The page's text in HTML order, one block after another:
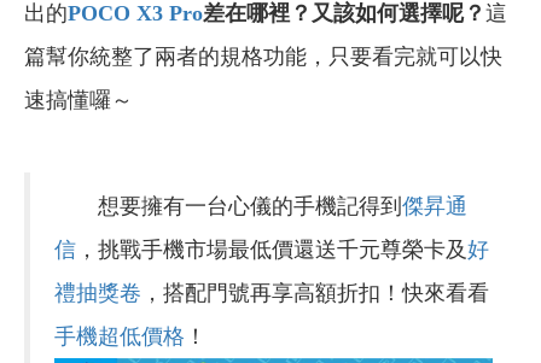
出的POCO X3 Pro差在哪裡？又該如何選擇呢？ 這
篇幫你統整了兩者的規格功能，只要看完就可以快
速搞懂囉～
想要擁有一台心儀的手機記得到 傑昇通
信 ，挑戰手機市場最低價還送千元尊榮卡及好
禮抽獎卷 ，搭配門號再享高額折扣！快來看看
手機超低價格 ！